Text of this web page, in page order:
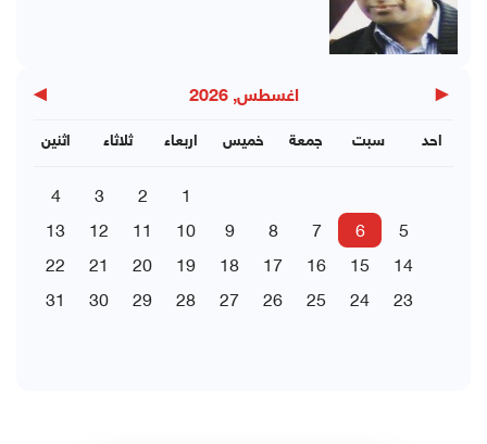
◀ اغسطس, 2026 ▶
اثنين ثلاثاء اربعاء خميس جمعة سبت احد
1
2
3
4
5
6
7
8
9
10
11
12
13
14
15
16
17
18
19
20
21
22
23
24
25
26
27
28
29
30
31